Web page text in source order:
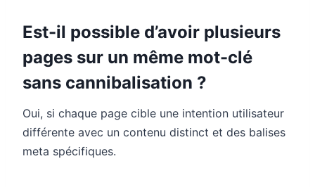
Est-il possible d’avoir plusieurs
pages sur un même mot-clé
sans cannibalisation ?
Oui, si chaque page cible une intention utilisateur
différente avec un contenu distinct et des balises
meta spécifiques.